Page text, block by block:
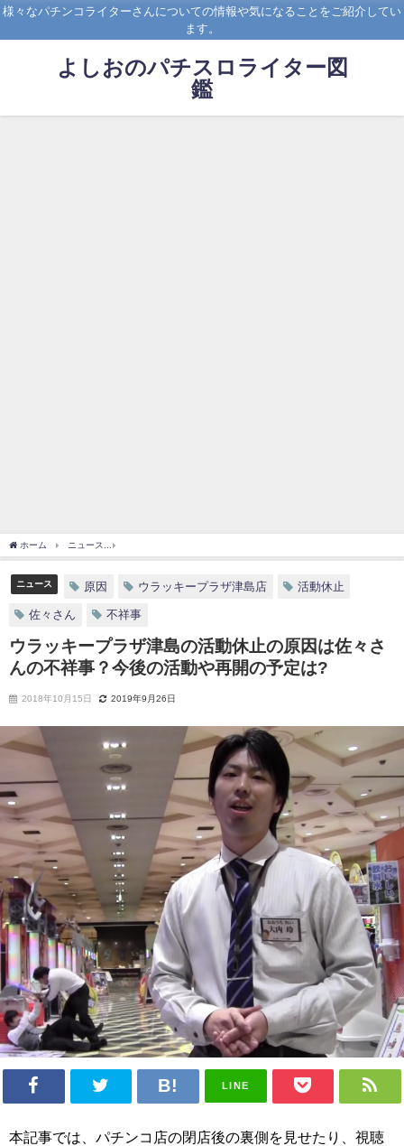
様々なパチンコライターさんについての情報や気になることをご紹介してい
ます。
よしおのパチスロライター図
鑑
ホーム ニュース
ニュース 原因 ウラッキープラザ津島店 活動休止
佐々さん 不祥事
ウラッキープラザ津島の活動休止の原因は佐々さ
んの不祥事？今後の活動や再開の予定は?
2018年10月15日 2019年9月26日
LINE
本記事では、パチンコ店の閉店後の裏側を見せたり、視聴